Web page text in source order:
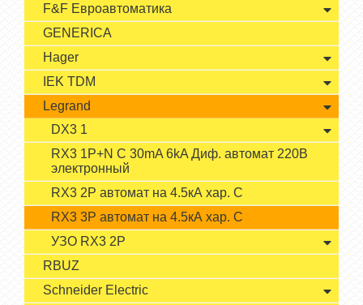
F&F Евроавтоматика
GENERICA
Hager
IEK TDM
Legrand
DX3 1
RX3 1P+N C 30mA 6kA Диф. автомат 220В
электронный
RX3 2P автомат на 4.5кА хар. С
RX3 3P автомат на 4.5кА хар. С
УЗО RX3 2P
RBUZ
Schneider Electric